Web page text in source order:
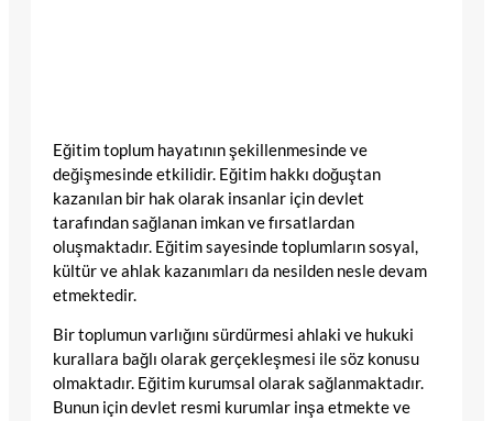
Eğitim toplum hayatının şekillenmesinde ve
değişmesinde etkilidir. Eğitim hakkı doğuştan
kazanılan bir hak olarak insanlar için devlet
tarafından sağlanan imkan ve fırsatlardan
oluşmaktadır. Eğitim sayesinde toplumların sosyal,
kültür ve ahlak kazanımları da nesilden nesle devam
etmektedir.
Bir toplumun varlığını sürdürmesi ahlaki ve hukuki
kurallara bağlı olarak gerçekleşmesi ile söz konusu
olmaktadır. Eğitim kurumsal olarak sağlanmaktadır.
Bunun için devlet resmi kurumlar inşa etmekte ve